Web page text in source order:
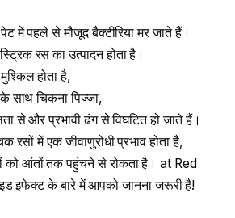
में पहले से मौजूद बैक्टीरिया मर जाते हैं।
रस का उत्पादन होता है।
होता है,
साथ चिकना पिज्जा,
से और प्रभावी ढंग से विघटित हो जाते हैं।
रसों में एक जीवाणुरोधी प्रभाव होता है,
को आंतों तक पहुंचने से रोकता है। at Red
इफेक्ट के बारे में आपको जानना जरूरी है!